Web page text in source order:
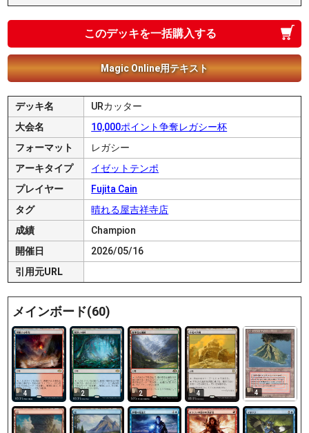
このデッキを一括購入する
Magic Online用テキスト
デッキ名
URカッター
大会名
10,000ポイント争奪レガシー杯
フォーマット
レガシー
アーキタイプ
イゼットテンポ
プレイヤー
Fujita Cain
タグ
晴れる屋吉祥寺店
成績
Champion
開催日
2026/05/16
引用元URL
メインボード(60)
4 2 2 4 4